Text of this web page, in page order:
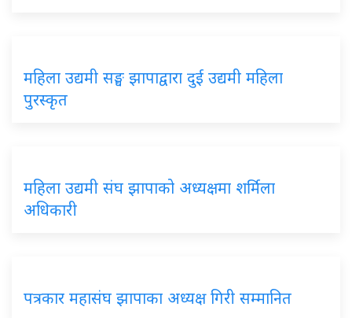
महिला उद्यमी सङ्घ झापाद्वारा दुई उद्यमी महिला
पुरस्कृत
महिला उद्यमी संघ झापाको अध्यक्षमा शर्मिला
अधिकारी
पत्रकार महासंघ झापाका अध्यक्ष गिरी सम्मानित